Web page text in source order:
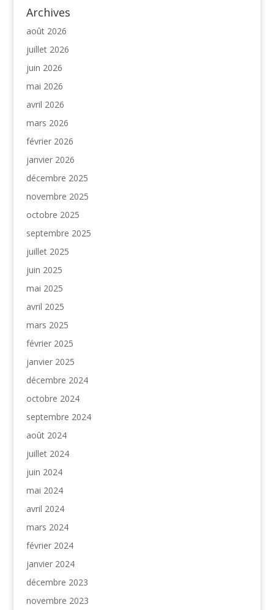
Archives
août 2026
juillet 2026
juin 2026
mai 2026
avril 2026
mars 2026
février 2026
janvier 2026
décembre 2025
novembre 2025
octobre 2025
septembre 2025
juillet 2025
juin 2025
mai 2025
avril 2025
mars 2025
février 2025
janvier 2025
décembre 2024
octobre 2024
septembre 2024
août 2024
juillet 2024
juin 2024
mai 2024
avril 2024
mars 2024
février 2024
janvier 2024
décembre 2023
novembre 2023